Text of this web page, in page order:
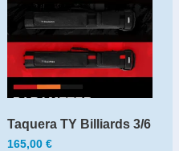
Taquera TY Billiards 3/6
165,00 €